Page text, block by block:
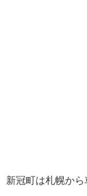
新冠町は札幌から